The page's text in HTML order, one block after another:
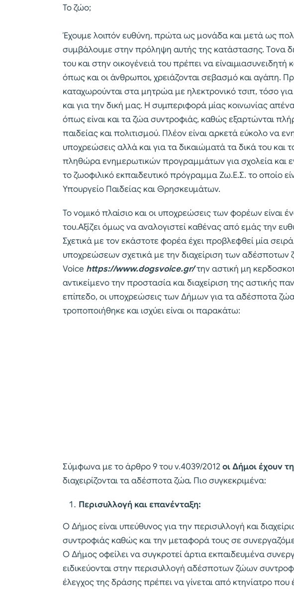
Το ζώο;
Έχουμε λοιπόν ευθύνη, πρώτα ως μονάδα και μετά ως
συμβάλουμε στην πρόληψη αυτής της κατάστασης. Τoνα
του και στην οικογένειά του πρέπει να
όπως και οι άνθρωποι, χρειάζονται σεβασμό και αγάπη.
καταχωρούνται στα μητρώα με ηλεκτρονικό τσιπ, τόσο
και για την δική μας. Η συμπεριφορά μίας κοινωνίας
όπως είναι και τα ζώα συντροφιάς, καθώς εξαρτώνται
παιδείας και πολιτισμού. Πλέον είναι αρκετά εύκολο να
υποχρεώσεις αλλά και για τα δικαιώματά τα δικά του και
πληθώρα ενημερωτικών προγραμμάτων για σχολεία και
το ζωοφιλικό εκπαιδευτικό πρόγραμμα Ζω.Ε.Σ. το οποίο
Υπουργείο Παιδείας και Θρησκευμάτων.
Το νομικό πλαίσιο και οι υποχρεώσεις των φορέων είναι
του.Αξίζει όμως να αναλογιστεί καθένας από εμάς την
Σχετικά με τον εκάστοτε φορέα έχει προβλεφθεί μία
υποχρεώσεων σχετικά με την διαχείριση των
Voice https://www.dogsvoice.gr/την αστική μη
αντικείμενο την προστασία και διαχείριση της αστικής
επίπεδο, οι υποχρεώσεις των Δήμων για τα αδέσποτα
τροποποιήθηκε και ισχύει είναι οι παρακάτω:
Σύμφωνα με το άρθρο 9 του ν.4039/2012 οι Δήμοι έχουν
διαχειρίζονται τα αδέσποτα ζώα. Πιο συγκεκριμένα:
Περισυλλογή και επανένταξη:
Ο Δήμος είναι υπεύθυνος για την περισυλλογή και
συντροφιάς καθώς και την μεταφορά τους σε
Ο Δήμος οφείλει να συγκροτεί άρτια εκπαιδευμένα
ειδικεύονται στην περισυλλογή αδέσποτων ζώων
έλεγχος της δράσης πρέπει να γίνεται από κτηνίατρο που